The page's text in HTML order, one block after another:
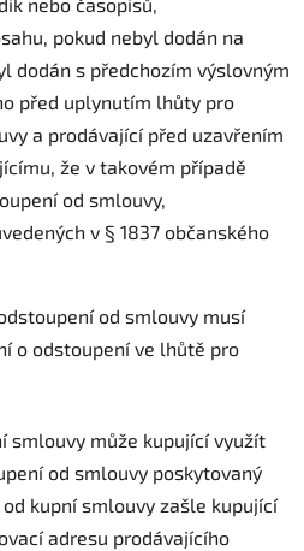
pokud nebyl dodán na
dodán s předchozím výslovným
před uplynutím lhůty pro
a prodávající před uzavřením
že v takovém případě
od smlouvy,
v § 1837 občanského
od smlouvy musí
o odstoupení ve lhůtě pro
smlouvy může kupující využít
od smlouvy poskytovaný
kupní smlouvy zašle kupující
adresu prodávajícího